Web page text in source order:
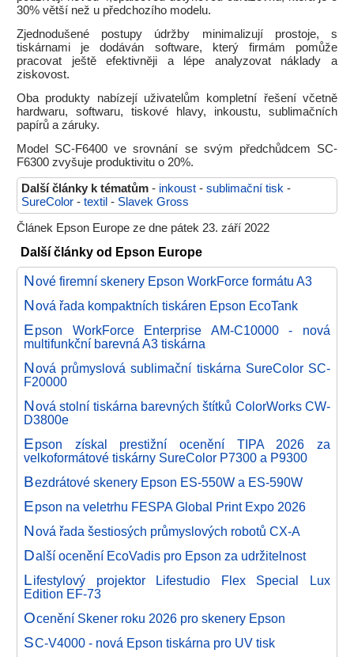
30% větší než u předchozího modelu.
Zjednodušené postupy údržby minimalizují prostoje, s
tiskárnami je dodáván software, který firmám pomůže
pracovat ještě efektivněji a lépe analyzovat náklady a
ziskovost.
Oba produkty nabízejí uživatelům kompletní řešení včetně
hardwaru, softwaru, tiskové hlavy, inkoustu, sublimačních
papírů a záruky.
Model SC-F6400 ve srovnání se svým předchůdcem SC-
F6300 zvyšuje produktivitu o 20%.
Další články k tématům - inkoust - sublimační tisk -
SureColor - textil - Slavek Gross
Článek Epson Europe ze dne pátek 23. září 2022
Další články od Epson Europe
Nové firemní skenery Epson WorkForce formátu A3
Nová řada kompaktních tiskáren Epson EcoTank
Epson WorkForce Enterprise AM-C10000 - nová
multifunkční barevná A3 tiskárna
Nová průmyslová sublimační tiskárna SureColor SC-
F20000
Nová stolní tiskárna barevných štítků ColorWorks CW-
D3800e
Epson získal prestižní ocenění TIPA 2026 za
velkoformátové tiskárny SureColor P7300 a P9300
Bezdrátové skenery Epson ES-550W a ES-590W
Epson na veletrhu FESPA Global Print Expo 2026
Nová řada šestiosých průmyslových robotů CX-A
Další ocenění EcoVadis pro Epson za udržitelnost
Lifestylový projektor Lifestudio Flex Special Lux
Edition EF-73
Ocenění Skener roku 2026 pro skenery Epson
SC-V4000 - nová Epson tiskárna pro UV tisk